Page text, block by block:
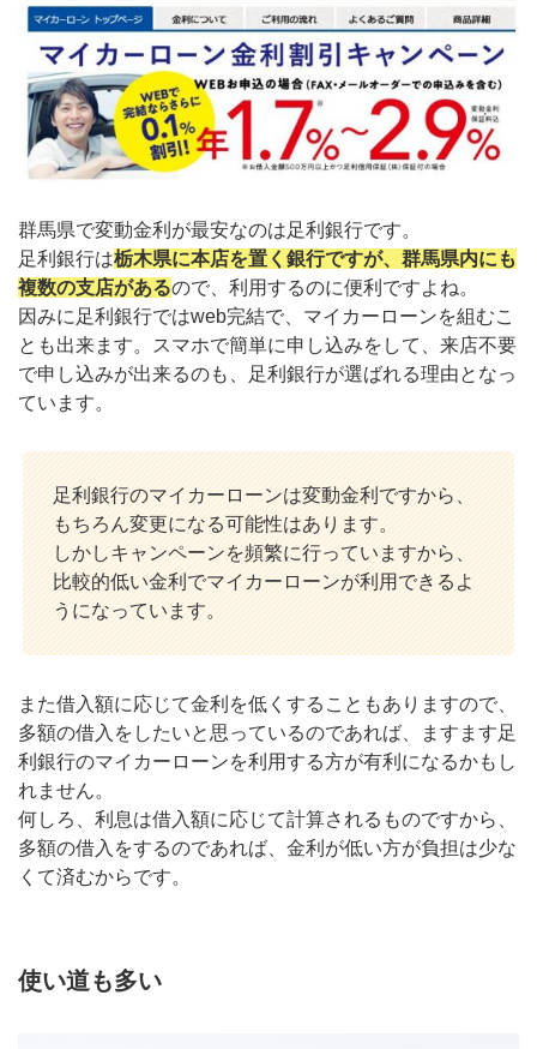
群馬県で変動金利が最安なのは足利銀行です。
足利銀行は栃木県に本店を置く銀行ですが、群馬県内にも
複数の支店があるので、利用するのに便利ですよね。
因みに足利銀行ではweb完結で、マイカーローンを組むこ
とも出来ます。スマホで簡単に申し込みをして、来店不要
で申し込みが出来るのも、足利銀行が選ばれる理由となっ
ています。
足利銀行のマイカーローンは変動金利ですから、
もちろん変更になる可能性はあります。
しかしキャンペーンを頻繁に行っていますから、
比較的低い金利でマイカーローンが利用できるよ
うになっています。
また借入額に応じて金利を低くすることもありますので、
多額の借入をしたいと思っているのであれば、ますます足
利銀行のマイカーローンを利用する方が有利になるかもし
れません。
何しろ、利息は借入額に応じて計算されるものですから、
多額の借入をするのであれば、金利が低い方が負担は少な
くて済むからです。
使い道も多い